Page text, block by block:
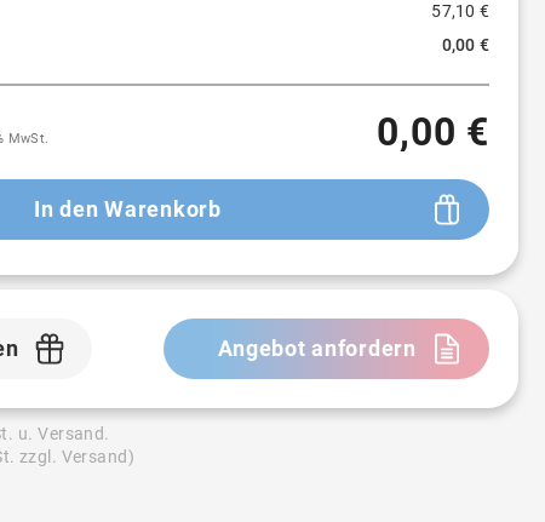
57,10 €
0,00 €
MwSt. 0,00 €
In den Warenkorb
Angebot anfordern
u. Versand.
zzgl. Versand)